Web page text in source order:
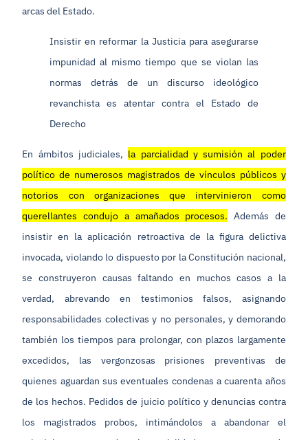
arcas del Estado.
Insistir en reformar la Justicia para asegurarse
impunidad al mismo tiempo que se violan las
normas detrás de un discurso ideológico
revanchista es atentar contra el Estado de
Derecho
En ámbitos judiciales, la parcialidad y sumisión al poder
político de numerosos magistrados de vínculos públicos y
notorios con organizaciones que intervinieron como
querellantes condujo a amañados procesos. Además de
insistir en la aplicación retroactiva de la figura delictiva
invocada, violando lo dispuesto por la Constitución nacional,
se construyeron causas faltando en muchos casos a la
verdad, abrevando en testimonios falsos, asignando
responsabilidades colectivas y no personales, y demorando
también los tiempos para prolongar, con plazos largamente
excedidos, las vergonzosas prisiones preventivas de
quienes aguardan sus eventuales condenas a cuarenta años
de los hechos. Pedidos de juicio político y denuncias contra
los magistrados probos, intimándolos a abandonar el